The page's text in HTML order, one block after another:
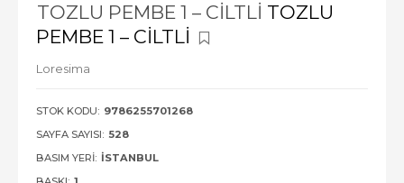
TOZLU PEMBE 1 – CİLTLİ TOZLU
PEMBE 1 – CİLTLİ
Loresima
STOK KODU: 9786255701268
SAYFA SAYISI: 528
BASIM YERI: İSTANBUL